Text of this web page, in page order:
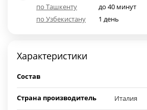
по Ташкенту
до 40 минут
по Узбекистану
1 день
Характеристики
Состав
Страна производитель Италия